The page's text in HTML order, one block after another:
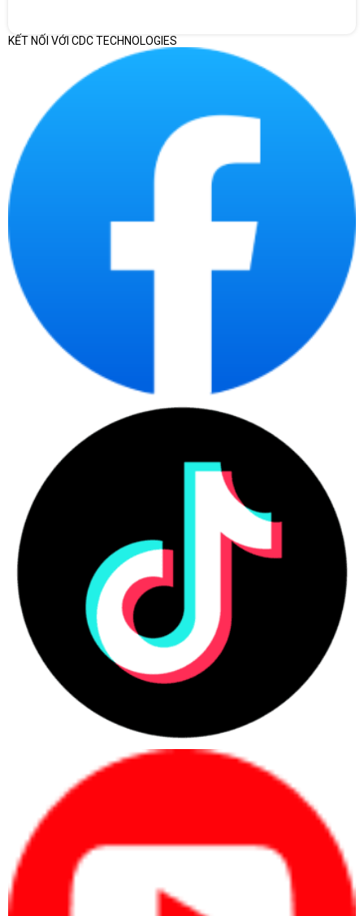
Tần số turbo tối đa: 4.6 GHz
Efficient-core Max Turbo Frequency: 3.3 GHz
Performance-core Base Frequency: 2.50 GHz
Total L2 Cache: 9.5 MB
Processor Base Power: 65W
Maximum Turbo Power: 148 W
Dung lượng bộ nhớ tối Đa (tùy vào loại bộ nhớ): 192GB
Các loại bộ nhớ: Up to DDR5 4800 MT/s | Up to DDR4
Số Kênh Bộ Nhớ Tối Đa: 2
Các tùy chọn mở rộng:
Các công nghệ tiên tiến
KẾT NỐI VỚI CDC TECHNOLOGIES